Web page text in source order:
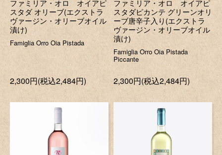
ファミリア・オロ オイアピ
スタダ オリーブ(エクストラ
ヴァージン・オリーブオイル
漬け)
Famiglia Orro Oia Pistada
2,300円(税込2,484円)
ファミリア・オロ オイアピ
スタダピカンテ グリーンオリ
ーブ唐辛子入り(エクストラ
ヴァージン・オリーブオイル
漬け)
Famiglia Orro Oia Pistada
Piccante
2,300円(税込2,484円)